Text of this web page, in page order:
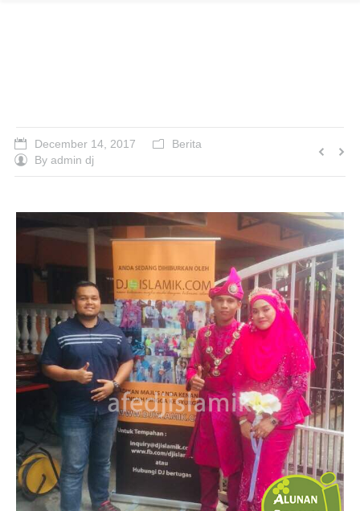
December 14, 2017
Berita
By admin dj